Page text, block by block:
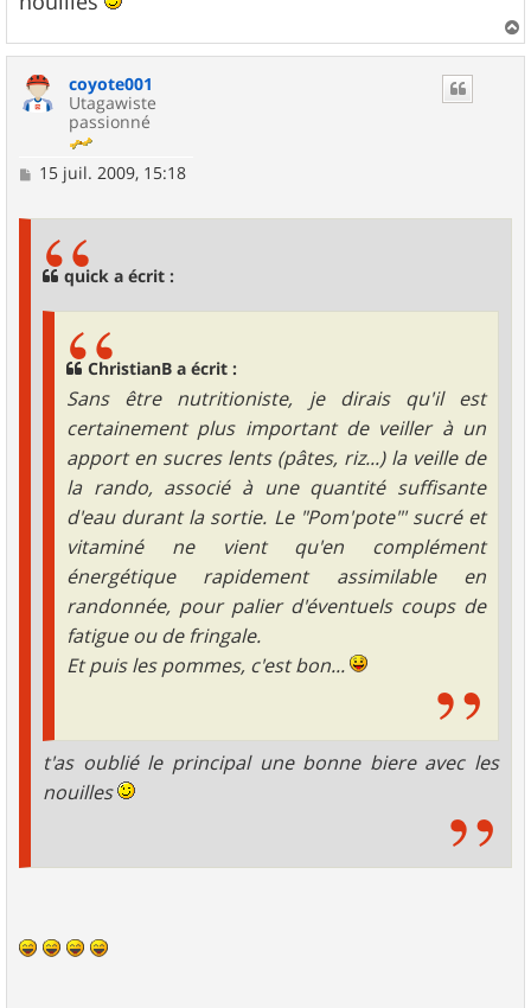
a
coyote001
Utagawiste
passionné
M15 juil. 2009, 15:18
quick a écrit :
ChristianB a écrit :
Sans être nutritioniste, je dirais qu'il est
certainement plus important de veiller à un
apport en sucres lents (pâtes, riz...) la veille de
la rando, associé à une quantité suffisante
d'eau durant la sortie. Le "Pom'pote"' sucré et
vitaminé ne vient qu'en complément
énergétique rapidement assimilable en
randonnée, pour palier d'éventuels coups de
fatigue ou de fringale.
Et puis les pommes, c'est bon...
t'as oublié le principal une bonne biere avec les
nouilles